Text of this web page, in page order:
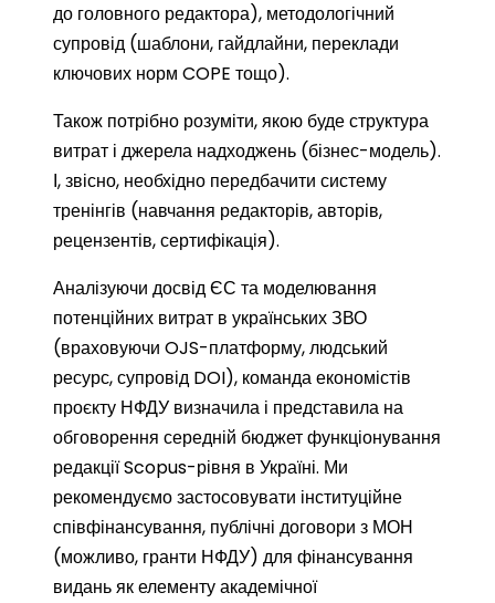
до головного редактора), методологічний
супровід (шаблони, гайдлайни, переклади
ключових норм COPE тощо).
Також потрібно розуміти, якою буде структура
витрат і джерела надходжень (бізнес-модель).
І, звісно, необхідно передбачити систему
тренінгів (навчання редакторів, авторів,
рецензентів, сертифікація).
Аналізуючи досвід ЄС та моделювання
потенційних витрат в українських ЗВО
(враховуючи OJS-платформу, людський
ресурс, супровід DOI), команда економістів
проєкту НФДУ визначила і представила на
обговорення середній бюджет функціонування
редакції Scopus-рівня в Україні. Ми
рекомендуємо застосовувати інституційне
співфінансування, публічні договори з МОН
(можливо, гранти НФДУ) для фінансування
видань як елементу академічної